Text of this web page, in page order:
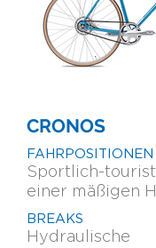
CRONOS
Sportlich-
einer mäßigen
FAHRPOSITIONEN
BREAKS
Hydraulisc he